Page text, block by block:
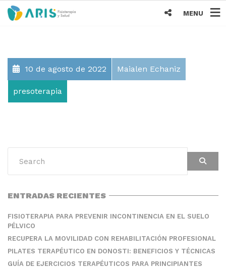
MENU
10 de agosto de 2022 Maialen Echaniz
presoterapia
ENTRADAS RECIENTES
FISIOTERAPIA PARA PREVENIR INCONTINENCIA EN EL SUELO
PÉLVICO
RECUPERA LA MOVILIDAD CON REHABILITACIÓN PROFESIONAL
PILATES TERAPÉUTICO EN DONOSTI: BENEFICIOS Y TÉCNICAS
GUÍA DE EJERCICIOS TERAPÉUTICOS PARA PRINCIPIANTES